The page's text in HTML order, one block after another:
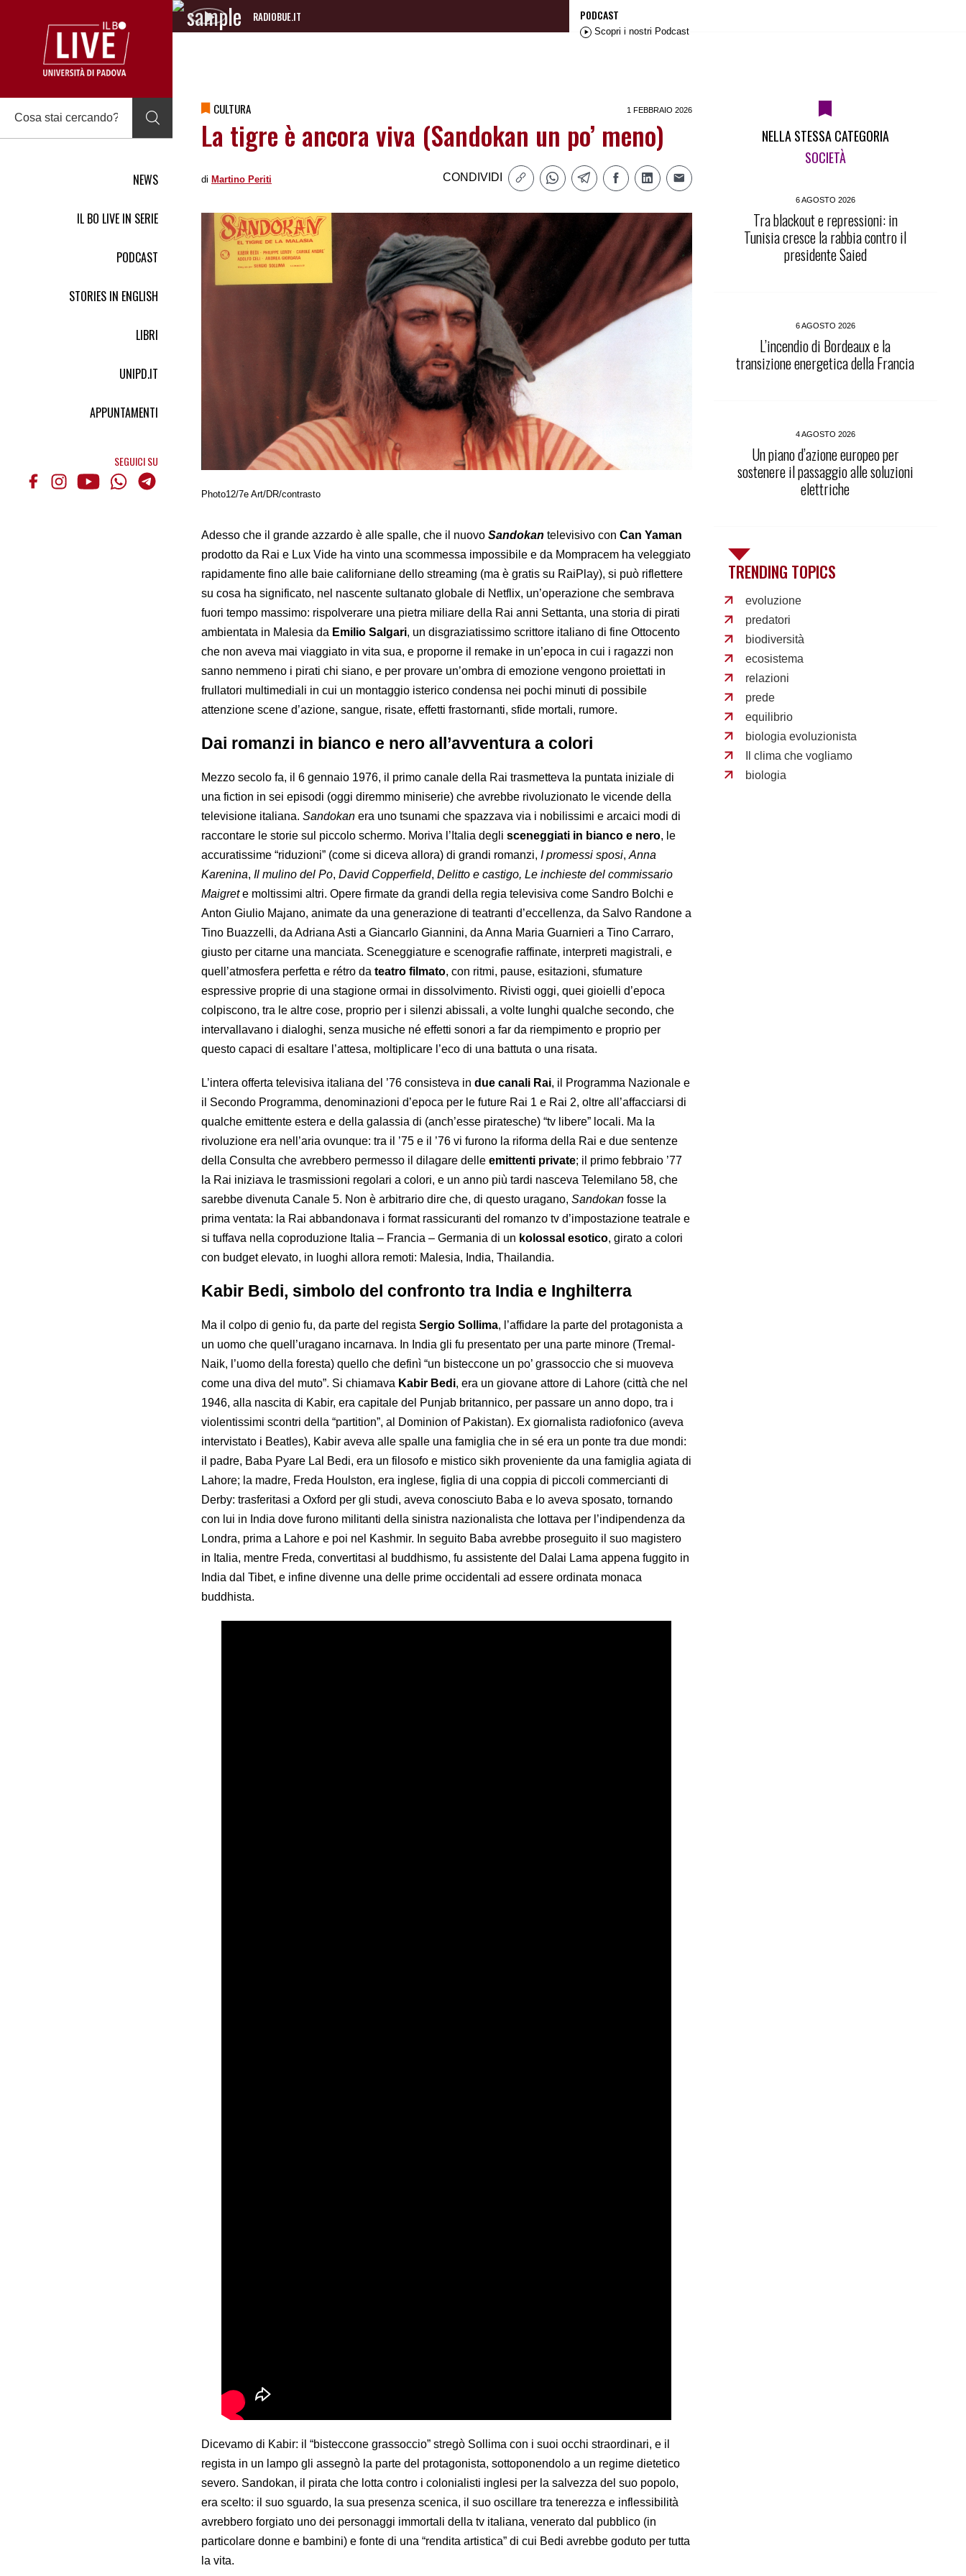
NEWS
IL BO LIVE IN SERIE
PODCAST
STORIES IN ENGLISH
LIBRI
UNIPD.IT
APPUNTAMENTI
SEGUICI SU
RADIOBUE.IT
Audio
PODCAST
Scopri i nostri Podcast
CULTURA 1 FEBBRAIO 2026
La tigre è ancora viva (Sandokan un po’ meno)
di Martino Periti CONDIVIDI
Photo12/7e Art/DR/contrasto
Adesso che il grande azzardo è alle spalle, che il nuovo Sandokan televisivo con Can Yaman
prodotto da Rai e Lux Vide ha vinto una scommessa impossibile e da Mompracem ha veleggiato
rapidamente fino alle baie californiane dello streaming (ma è gratis su RaiPlay), si può riflettere
su cosa ha significato, nel nascente sultanato globale di Netflix, un’operazione che sembrava
fuori tempo massimo: rispolverare una pietra miliare della Rai anni Settanta, una storia di pirati
ambientata in Malesia da Emilio Salgari, un disgraziatissimo scrittore italiano di fine Ottocento
che non aveva mai viaggiato in vita sua, e proporne il remake in un’epoca in cui i ragazzi non
sanno nemmeno i pirati chi siano, e per provare un’ombra di emozione vengono proiettati in
frullatori multimediali in cui un montaggio isterico condensa nei pochi minuti di possibile
attenzione scene d’azione, sangue, risate, effetti frastornanti, sfide mortali, rumore.
Dai romanzi in bianco e nero all’avventura a colori
Mezzo secolo fa, il 6 gennaio 1976, il primo canale della Rai trasmetteva la puntata iniziale di
una fiction in sei episodi (oggi diremmo miniserie) che avrebbe rivoluzionato le vicende della
televisione italiana. Sandokan era uno tsunami che spazzava via i nobilissimi e arcaici modi di
raccontare le storie sul piccolo schermo. Moriva l’Italia degli sceneggiati in bianco e nero, le
accuratissime “riduzioni” (come si diceva allora) di grandi romanzi, I promessi sposi, Anna
Karenina, Il mulino del Po, David Copperfield, Delitto e castigo, Le inchieste del commissario
Maigrete moltissimi altri. Opere firmate da grandi della regia televisiva come Sandro Bolchi e
Anton Giulio Majano, animate da una generazione di teatranti d’eccellenza, da Salvo Randone a
Tino Buazzelli, da Adriana Asti a Giancarlo Giannini, da Anna Maria Guarnieri a Tino Carraro,
giusto per citarne una manciata. Sceneggiature e scenografie raffinate, interpreti magistrali, e
quell’atmosfera perfetta e rétro da teatro filmato, con ritmi, pause, esitazioni, sfumature
espressive proprie di una stagione ormai in dissolvimento. Rivisti oggi, quei gioielli d’epoca
colpiscono, tra le altre cose, proprio per i silenzi abissali, a volte lunghi qualche secondo, che
intervallavano i dialoghi, senza musiche né effetti sonori a far da riempimento e proprio per
questo capaci di esaltare l’attesa, moltiplicare l’eco di una battuta o una risata.
L’intera offerta televisiva italiana del ’76 consisteva in due canali Rai, il Programma Nazionale e
il Secondo Programma, denominazioni d’epoca per le future Rai 1 e Rai 2, oltre all’affacciarsi di
qualche emittente estera e della galassia di (anch’esse piratesche) “tv libere” locali. Ma la
rivoluzione era nell’aria ovunque: tra il ’75 e il ’76 vi furono la riforma della Rai e due sentenze
della Consulta che avrebbero permesso il dilagare delle emittenti private; il primo febbraio ’77
la Rai iniziava le trasmissioni regolari a colori, e un anno più tardi nasceva Telemilano 58, che
sarebbe divenuta Canale 5. Non è arbitrario dire che, di questo uragano, Sandokan fosse la
prima ventata: la Rai abbandonava i format rassicuranti del romanzo tv d’impostazione teatrale e
si tuffava nella coproduzione Italia – Francia – Germania di un kolossal esotico, girato a colori
con budget elevato, in luoghi allora remoti: Malesia, India, Thailandia.
Kabir Bedi, simbolo del confronto tra India e Inghilterra
Ma il colpo di genio fu, da parte del regista Sergio Sollima, l’affidare la parte del protagonista a
un uomo che quell’uragano incarnava. In India gli fu presentato per una parte minore (Tremal-
Naik, l’uomo della foresta) quello che definì “un bisteccone un po’ grassoccio che si muoveva
come una diva del muto”. Si chiamava Kabir Bedi, era un giovane attore di Lahore (città che nel
1946, alla nascita di Kabir, era capitale del Punjab britannico, per passare un anno dopo, tra i
violentissimi scontri della “partition”, al Dominion of Pakistan). Ex giornalista radiofonico (aveva
intervistato i Beatles), Kabir aveva alle spalle una famiglia che in sé era un ponte tra due mondi:
il padre, Baba Pyare Lal Bedi, era un filosofo e mistico sikh proveniente da una famiglia agiata di
Lahore; la madre, Freda Houlston, era inglese, figlia di una coppia di piccoli commercianti di
Derby: trasferitasi a Oxford per gli studi, aveva conosciuto Baba e lo aveva sposato, tornando
con lui in India dove furono militanti della sinistra nazionalista che lottava per l’indipendenza da
Londra, prima a Lahore e poi nel Kashmir. In seguito Baba avrebbe proseguito il suo magistero
in Italia, mentre Freda, convertitasi al buddhismo, fu assistente del Dalai Lama appena fuggito in
India dal Tibet, e infine divenne una delle prime occidentali ad essere ordinata monaca
buddhista.
Dicevamo di Kabir: il “bisteccone grassoccio” stregò Sollima con i suoi occhi straordinari, e il
regista in un lampo gli assegnò la parte del protagonista, sottoponendolo a un regime dietetico
severo. Sandokan, il pirata che lotta contro i colonialisti inglesi per la salvezza del suo popolo,
era scelto: il suo sguardo, la sua presenza scenica, il suo oscillare tra tenerezza e inflessibilità
avrebbero forgiato uno dei personaggi immortali della tv italiana, venerato dal pubblico (in
particolare donne e bambini) e fonte di una “rendita artistica” di cui Bedi avrebbe goduto per tutta
la vita.
NELLA STESSA CATEGORIA
SOCIETÀ
6 AGOSTO 2026
Tra blackout e repressioni: in
Tunisia cresce la rabbia contro il
presidente Saied
6 AGOSTO 2026
L’incendio di Bordeaux e la
transizione energetica della Francia
4 AGOSTO 2026
Un piano d’azione europeo per
sostenere il passaggio alle soluzioni
elettriche
TRENDING TOPICS
evoluzione
predatori
biodiversità
ecosistema
relazioni
prede
equilibrio
biologia evoluzionista
Il clima che vogliamo
biologia